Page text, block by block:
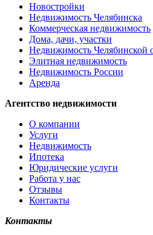
Новостройки
Недвижимость Челябинска
Коммерческая недвижимость
Дома, дачи, участки
Недвижимость Челябинской
Элитная недвижимость
Недвижимость России
Аренда
Агентство недвижимости
О компании
Услуги
Недвижимость
Ипотека
Юридические услуги
Работа у нас
Отзывы
Контакты
Контакты